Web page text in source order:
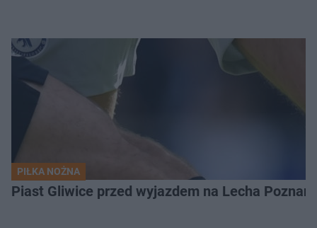
PIŁKA NOŻNA
Piast Gliwice przed wyjazdem na Lecha